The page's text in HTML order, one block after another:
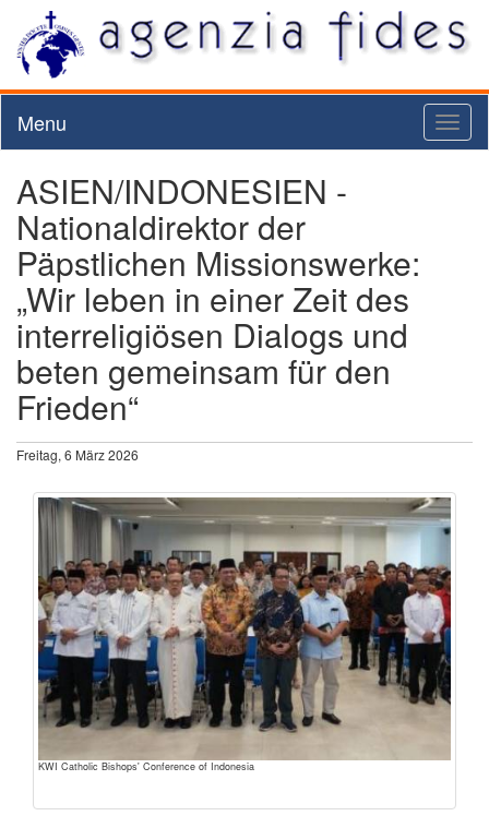
Menu
ASIEN/INDONESIEN -
Nationaldirektor der
Päpstlichen Missionswerke:
„Wir leben in einer Zeit des
interreligiösen Dialogs und
beten gemeinsam für den
Frieden“
Freitag, 6 März 2026
KWI Catholic Bishops' Conference of Indonesia